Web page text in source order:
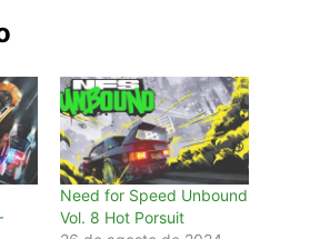
Need for Speed Unbound
Vol. 8 Hot Porsuit